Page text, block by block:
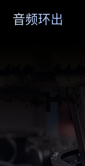
音频环出